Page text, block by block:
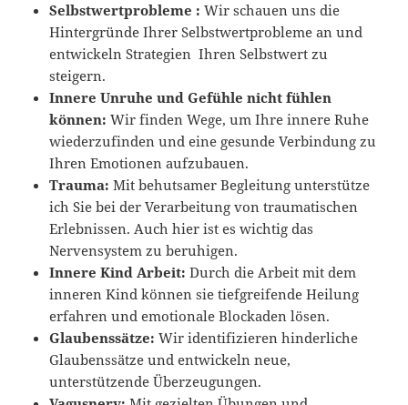
Selbstwertprobleme : Wir schauen uns die
Hintergründe Ihrer Selbstwertprobleme an und
entwickeln Strategien Ihren Selbstwert zu
steigern.
Innere Unruhe und Gefühle nicht fühlen
können: Wir finden Wege, um Ihre innere Ruhe
wiederzufinden und eine gesunde Verbindung zu
Ihren Emotionen aufzubauen.
Trauma: Mit behutsamer Begleitung unterstütze
ich Sie bei der Verarbeitung von traumatischen
Erlebnissen. Auch hier ist es wichtig das
Nervensystem zu beruhigen.
Innere Kind Arbeit: Durch die Arbeit mit dem
inneren Kind können sie tiefgreifende Heilung
erfahren und emotionale Blockaden lösen.
Glaubenssätze: Wir identifizieren hinderliche
Glaubenssätze und entwickeln neue,
unterstützende Überzeugungen.